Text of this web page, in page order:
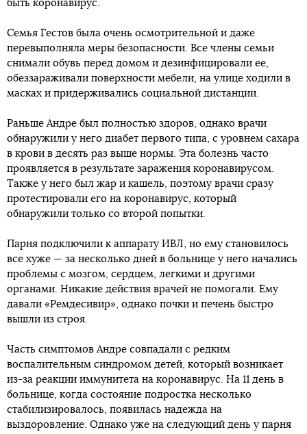
быть коронавирус.
Семья Гестов была очень осмотрительной и даже
перевыполняла меры безопасности. Все члены семьи
снимали обувь перед домом и дезинфицировали ее,
обеззараживали поверхности мебели, на улице ходили в
масках и придерживались социальной дистанции.
Раньше Андре был полностью здоров, однако врачи
обнаружили у него диабет первого типа, с уровнем сахара
в крови в десять раз выше нормы. Эта болезнь часто
проявляется в результате заражения коронавирусом.
Также у него был жар и кашель, поэтому врачи сразу
протестировали его на коронавирус, который
обнаружили только со второй попытки.
Парня подключили к аппарату ИВЛ, но ему становилось
все хуже — за несколько дней в больнице у него начались
проблемы с мозгом, сердцем, легкими и другими
органами. Никакие действия врачей не помогали. Ему
давали «Ремдесивир», однако почки и печень быстро
вышли из строя.
Часть симптомов Андре совпадали с редким
воспалительным синдромом детей, который возникает
из-за реакции иммунитета на коронавирус. На 11 день в
больнице, когда состояние подростка несколько
стабилизировалось, появилась надежда на
выздоровление. Однако уже на следующий день у парня